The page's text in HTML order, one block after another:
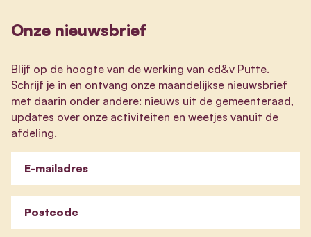
Onze nieuwsbrief
Blijf op de hoogte van de werking van cd&v Putte.
Schrijf je in en ontvang onze maandelijkse nieuwsbrief
met daarin onder andere: nieuws uit de gemeenteraad,
updates over onze activiteiten en weetjes vanuit de
afdeling.
E-mailadres
Postcode